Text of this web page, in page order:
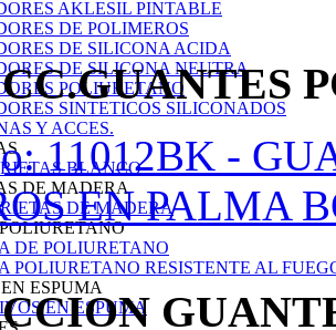
AKLESIL PINTABLE
DE POLIMEROS
DE SILICONA ACIDA
DE SILICONA NEUTRA
POLIURETANO
SINTETICOS SILICONADOS
Y ACCES.
BLANCO
DE MADERA
DE MADERA
DE POLIURETANO
POLIURETANO RESISTENTE AL
ESPUMA
EN ESPUMA
11012BK -
EN PALMA